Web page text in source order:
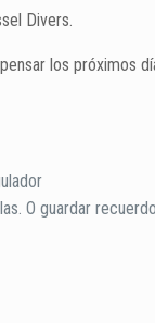
Divers.
los próximos
O guardar